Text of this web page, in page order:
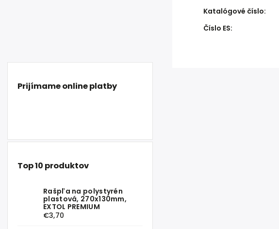
Prijímame online platby
Top 10 produktov
Rašpľa na polystyrén
plastová, 270x130mm,
EXTOL PREMIUM
€3,70
Katalógové číslo:
Číslo ES: